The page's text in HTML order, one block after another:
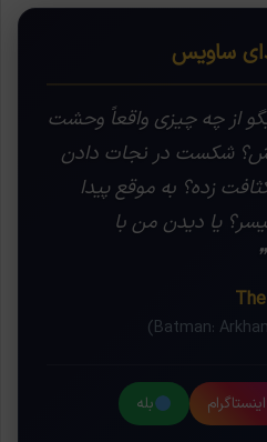
ساویس
از چه چیزی واقعاً وحشت
شکست در نجات دادن
زده؟ به موقع پیدا
یا دیدن من با
اینستاگرام
بله